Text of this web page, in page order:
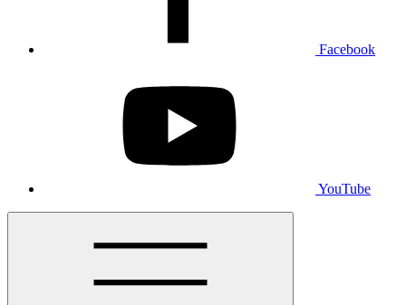
Facebook
YouTube